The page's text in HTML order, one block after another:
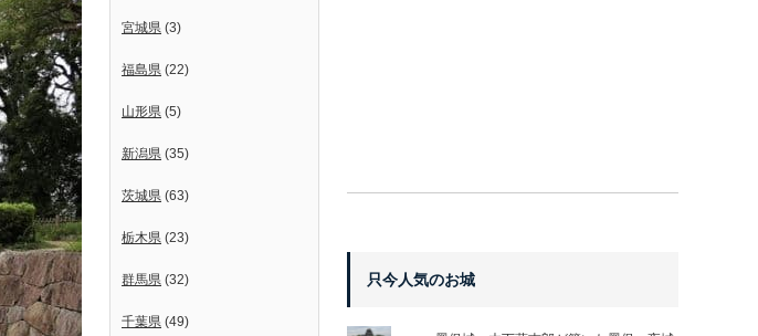
宮城県 (3)
福島県 (22)
山形県 (5)
新潟県 (35)
茨城県 (63)
栃木県 (23)
群馬県 (32)
千葉県 (49)
只今人気のお城